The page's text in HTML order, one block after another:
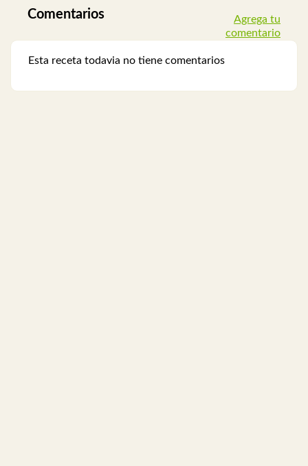
Comentarios
Agrega tu
comentario
Esta receta todavia no tiene comentarios